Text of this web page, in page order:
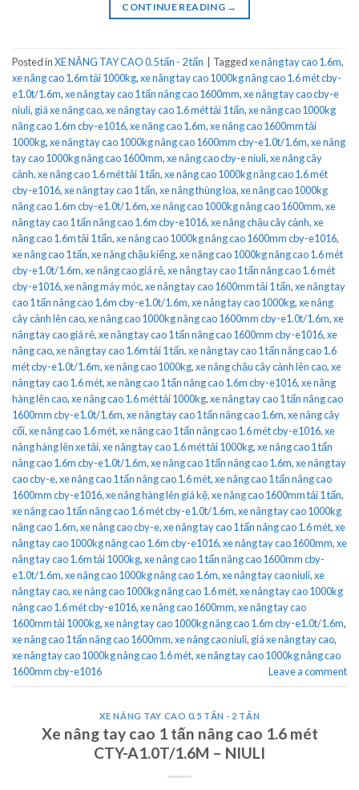
CONTINUE READING →
Posted inXE NÂNG TAY CAO 0.5 tấn - 2 tấn Taggedxe nâng tay cao 1.6m,
xe nâng cao 1.6m tải 1000kg,xe nâng tay cao 1000kg nâng cao 1.6 mét cby-
e1.0t/1.6m,xe nâng tay cao 1 tấn nâng cao 1600mm,xe nâng tay cao cby-e
niuli, giá xe nâng cao,xe nâng tay cao 1.6 mét tải 1 tấn,xe nâng cao 1000kg
nâng cao 1.6m cby-e1016,xe nâng cao 1.6m,xe nâng cao 1600mm tải
1000kg,xe nâng tay cao 1000kg nâng cao 1600mm cby-e1.0t/1.6m,xe nâng
tay cao 1000kg nâng cao 1600mm,xe nâng cao cby-e niuli,xe nâng cây
cảnh,xe nâng cao 1.6 mét tải 1 tấn,xe nâng cao 1000kg nâng cao 1.6 mét
cby-e1016,xe nâng tay cao 1 tấn,xe nâng thùng loa,xe nâng cao 1000kg
nâng cao 1.6m cby-e1.0t/1.6m,xe nâng cao 1000kg nâng cao 1600mm,xe
nâng tay cao 1 tấn nâng cao 1.6m cby-e1016,xe nâng chậu cây cảnh,xe
nâng cao 1.6m tải 1 tấn,xe nâng cao 1000kg nâng cao 1600mm cby-e1016,
xe nâng cao 1 tấn,xe nâng chậu kiểng,xe nâng cao 1000kg nâng cao 1.6 mét
cby-e1.0t/1.6m,xe nâng cao giá rẻ,xe nâng tay cao 1 tấn nâng cao 1.6 mét
cby-e1016,xe nâng máy móc,xe nâng tay cao 1600mm tải 1 tấn,xe nâng tay
cao 1 tấn nâng cao 1.6m cby-e1.0t/1.6m,xe nâng tay cao 1000kg,xe nâng
cây cảnh lên cao,xe nâng cao 1000kg nâng cao 1600mm cby-e1.0t/1.6m,xe
nâng tay cao giá rẻ,xe nâng tay cao 1 tấn nâng cao 1600mm cby-e1016,xe
nâng cao,xe nâng tay cao 1.6m tải 1 tấn,xe nâng tay cao 1 tấn nâng cao 1.6
mét cby-e1.0t/1.6m,xe nâng cao 1000kg,xe nâng chậu cây cảnh lên cao,xe
nâng tay cao 1.6 mét,xe nâng cao 1 tấn nâng cao 1.6m cby-e1016,xe nâng
hàng lên cao,xe nâng cao 1.6 mét tải 1000kg,xe nâng tay cao 1 tấn nâng cao
1600mm cby-e1.0t/1.6m,xe nâng tay cao 1 tấn nâng cao 1.6m,xe nâng cây
cối,xe nâng cao 1.6 mét,xe nâng cao 1 tấn nâng cao 1.6 mét cby-e1016,xe
nâng hàng lên xe tải,xe nâng tay cao 1.6 mét tải 1000kg,xe nâng cao 1 tấn
nâng cao 1.6m cby-e1.0t/1.6m,xe nâng cao 1 tấn nâng cao 1.6m,xe nâng tay
cao cby-e,xe nâng cao 1 tấn nâng cao 1.6 mét,xe nâng cao 1 tấn nâng cao
1600mm cby-e1016,xe nâng hàng lên giá kệ,xe nâng cao 1600mm tải 1 tấn,
xe nâng cao 1 tấn nâng cao 1.6 mét cby-e1.0t/1.6m,xe nâng tay cao 1000kg
nâng cao 1.6m,xe nâng cao cby-e,xe nâng tay cao 1 tấn nâng cao 1.6 mét,xe
nâng tay cao 1000kg nâng cao 1.6m cby-e1016,xe nâng tay cao 1600mm,xe
nâng tay cao 1.6m tải 1000kg,xe nâng cao 1 tấn nâng cao 1600mm cby-
e1.0t/1.6m,xe nâng cao 1000kg nâng cao 1.6m,xe nâng tay cao niuli,xe
nâng tay cao,xe nâng cao 1000kg nâng cao 1.6 mét,xe nâng tay cao 1000kg
nâng cao 1.6 mét cby-e1016,xe nâng cao 1600mm,xe nâng tay cao
1600mm tải 1000kg,xe nâng tay cao 1000kg nâng cao 1.6m cby-e1.0t/1.6m,
xe nâng cao 1 tấn nâng cao 1600mm,xe nâng cao niuli, giá xe nâng tay cao,
xe nâng tay cao 1000kg nâng cao 1.6 mét,xe nâng tay cao 1000kg nâng cao
1600mm cby-e1016
Leave a comment
XE NÂNG TAY CAO 0.5 TẤN - 2 TẤN
Xe nâng tay cao 1 tấn nâng cao 1.6 mét
CTY-A1.0T/1.6M – NIULI